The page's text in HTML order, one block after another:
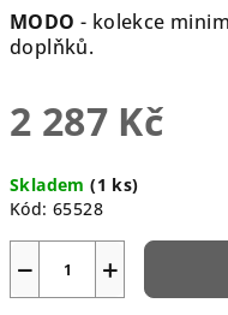
MODO - kolekce
doplňků.
2 287 Kč
cena:
Skladem(1 ks)
Kód: 65528
+
−